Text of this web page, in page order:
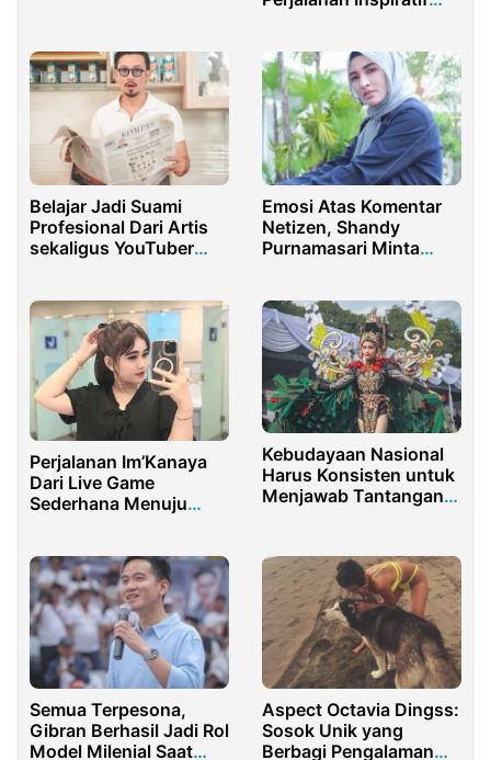
Belajar Jadi Suami
Profesional Dari Artis
sekaligus YouTuber
Emosi Atas Komentar
Netizen, Shandy
Purnamasari Minta
Perjalanan Im’Kanaya
Dari Live Game
Sederhana Menuju
Kebudayaan Nasional
Harus Konsisten untuk
Menjawab Tantangan
Semua Terpesona,
Gibran Berhasil Jadi Rol
Model Milenial Saat
Aspect Octavia Dingss:
Sosok Unik yang
Berbagi Pengalaman